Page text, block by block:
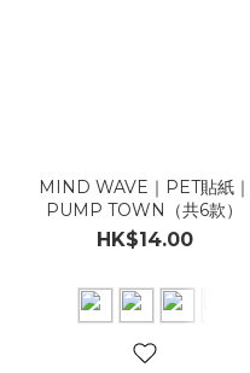
MIND WAVE｜PET貼紙｜
PUMP TOWN（共6款）
HK$14.00